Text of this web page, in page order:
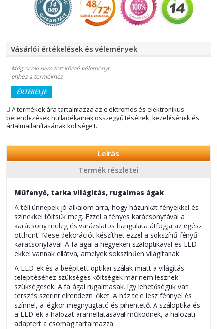
Vásárlói értékelések és vélemények
Még senki nem tett közzé véleményt
ehhez a termékhez
ÉRTÉKELJE
A termékek ára tartalmazza az elektromos és elektronikus
berendezések hulladékainak összegyűjtésének, kezelésének és
ártalmatlanításának költségeit.
Leírás
Termék részletei
Műfenyő, tarka világítás, rugalmas ágak
A téli ünnepek jó alkalom arra, hogy házunkat fényekkel és
színekkel töltsük meg. Ezzel a fényes karácsonyfával a
karácsony meleg és varázslatos hangulata átfogja az egész
otthont. Mese dekorációt készíthet ezzel a sokszínű fényű
karácsonyfával. A fa ágai a hegyeken száloptikával és LED-
ekkel vannak ellátva, amelyek sokszínűen világítanak.
A LED-ek és a beépített optikai szálak miatt a világítás
telepítéséhez szükséges költségek már nem lesznek
szükségesek. A fa ágai rugalmasak, így lehetőségük van
tetszés szerint elrendezni őket. A ház tele lesz fénnyel és
színnel, a légkör megnyugtató és pihentető. A száloptika és
a LED-ek a hálózat áramellátásával működnek, a hálózati
adaptert a csomag tartalmazza.